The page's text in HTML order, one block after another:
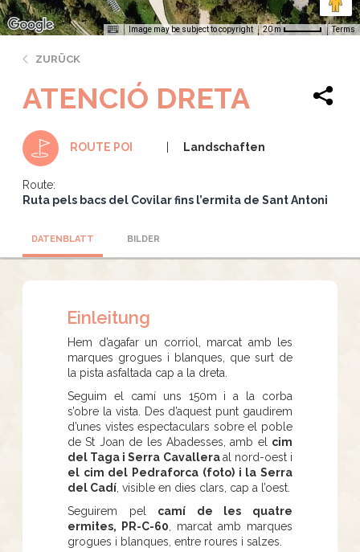
Image may be subject to copyright 20 m Terms
ZURÜCK
ATENCIÓ DRETA
ROUTE POI Landschaften
Route:
Ruta pels bacs del Covilar fins l’ermita de Sant Antoni
DATENBLATT BILDER
Einleitung
Hem d’agafar un corriol, marcat amb les
marques grogues i blanques, que surt de
la pista asfaltada cap a la dreta.
Seguim el camí uns 150m i a la corba
s’obre la vista. Des d’aquest punt gaudirem
d’unes vistes espectaculars sobre el poble
de St Joan de les Abadesses, amb el cim
del Taga i Serra Cavalleraal nord-oest i
el cim del Pedraforca (foto) i la Serra
del Cadí , visible en dies clars, cap a l’oest.
Seguirem pel camí de les quatre
ermites, PR-C-60 , marcat amb marques
grogues i blanques, entre roures i salzes.